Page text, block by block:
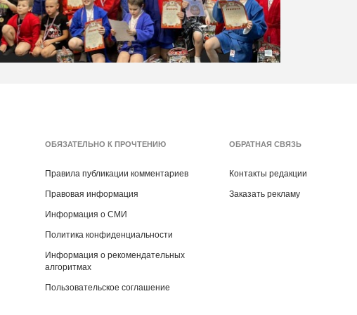
ОБЯЗАТЕЛЬНО К ПРОЧТЕНИЮ
Правила публикации комментариев
Правовая информация
Информация о СМИ
Политика конфиденциальности
Информация о рекомендательных
алгоритмах
Пользовательское соглашение
ОБРАТНАЯ СВЯЗЬ
Контакты редакции
Заказать рекламу